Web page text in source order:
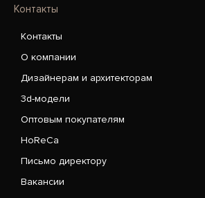
Контакты
Контакты
О компании
Дизайнерам и архитекторам
3d-модели
Оптовым покупателям
HoReCa
Письмо директору
Вакансии